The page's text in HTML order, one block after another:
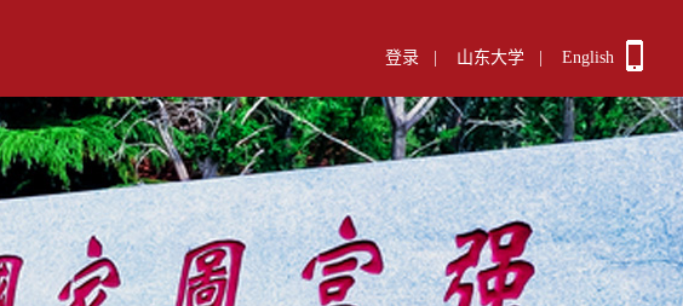
登录 山东大学 English